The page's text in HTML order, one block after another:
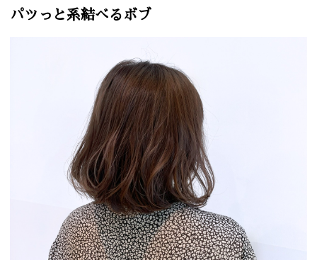
パツっと系結べるボブ